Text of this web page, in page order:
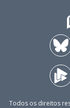
Todos os direitos